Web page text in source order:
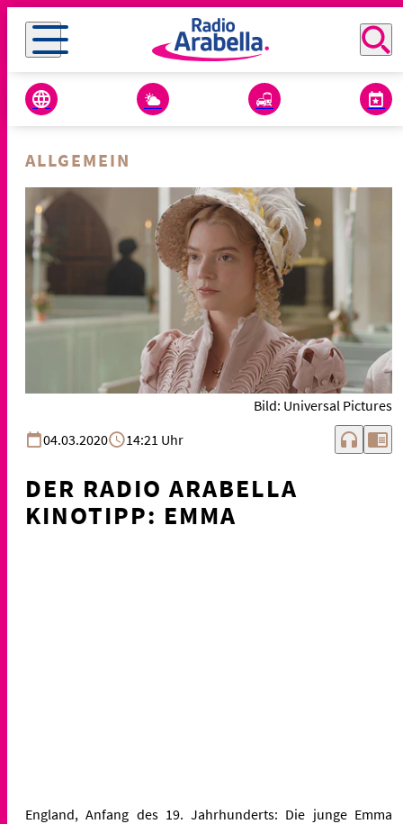
ALLGEMEIN
Bild: Universal Pictures
04.03.2020
14:21 Uhr headphones chrome_reader_mode
DER RADIO ARABELLA
KINOTIPP: EMMA
England, Anfang des 19. Jahrhunderts: Die junge Emma